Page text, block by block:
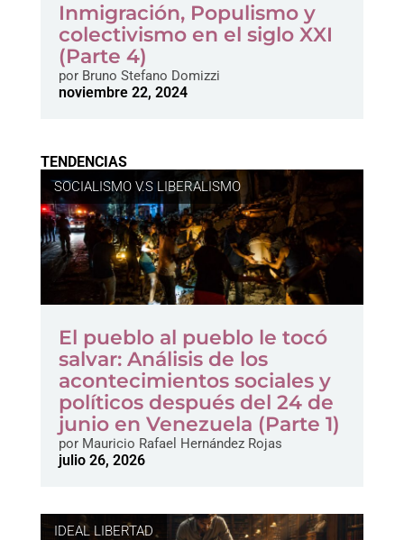
Inmigración, Populismo y
colectivismo en el siglo XXI
(Parte 4)
porBruno Stefano Domizzi
noviembre 22, 2024
TENDENCIAS
SOCIALISMO V.S LIBERALISMO
El pueblo al pueblo le tocó
salvar: Análisis de los
acontecimientos sociales y
políticos después del 24 de
junio en Venezuela (Parte 1)
porMauricio Rafael Hernández Rojas
julio 26, 2026
IDEAL LIBERTAD